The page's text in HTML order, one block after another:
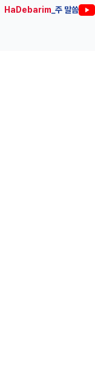
HaDebarim _주 말씀